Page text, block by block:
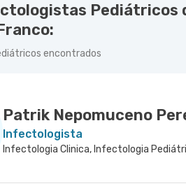
Pediátricos
encontrados
Patrik Nepomuceno
Infectologista
Infectologia Clinica, Infectologia